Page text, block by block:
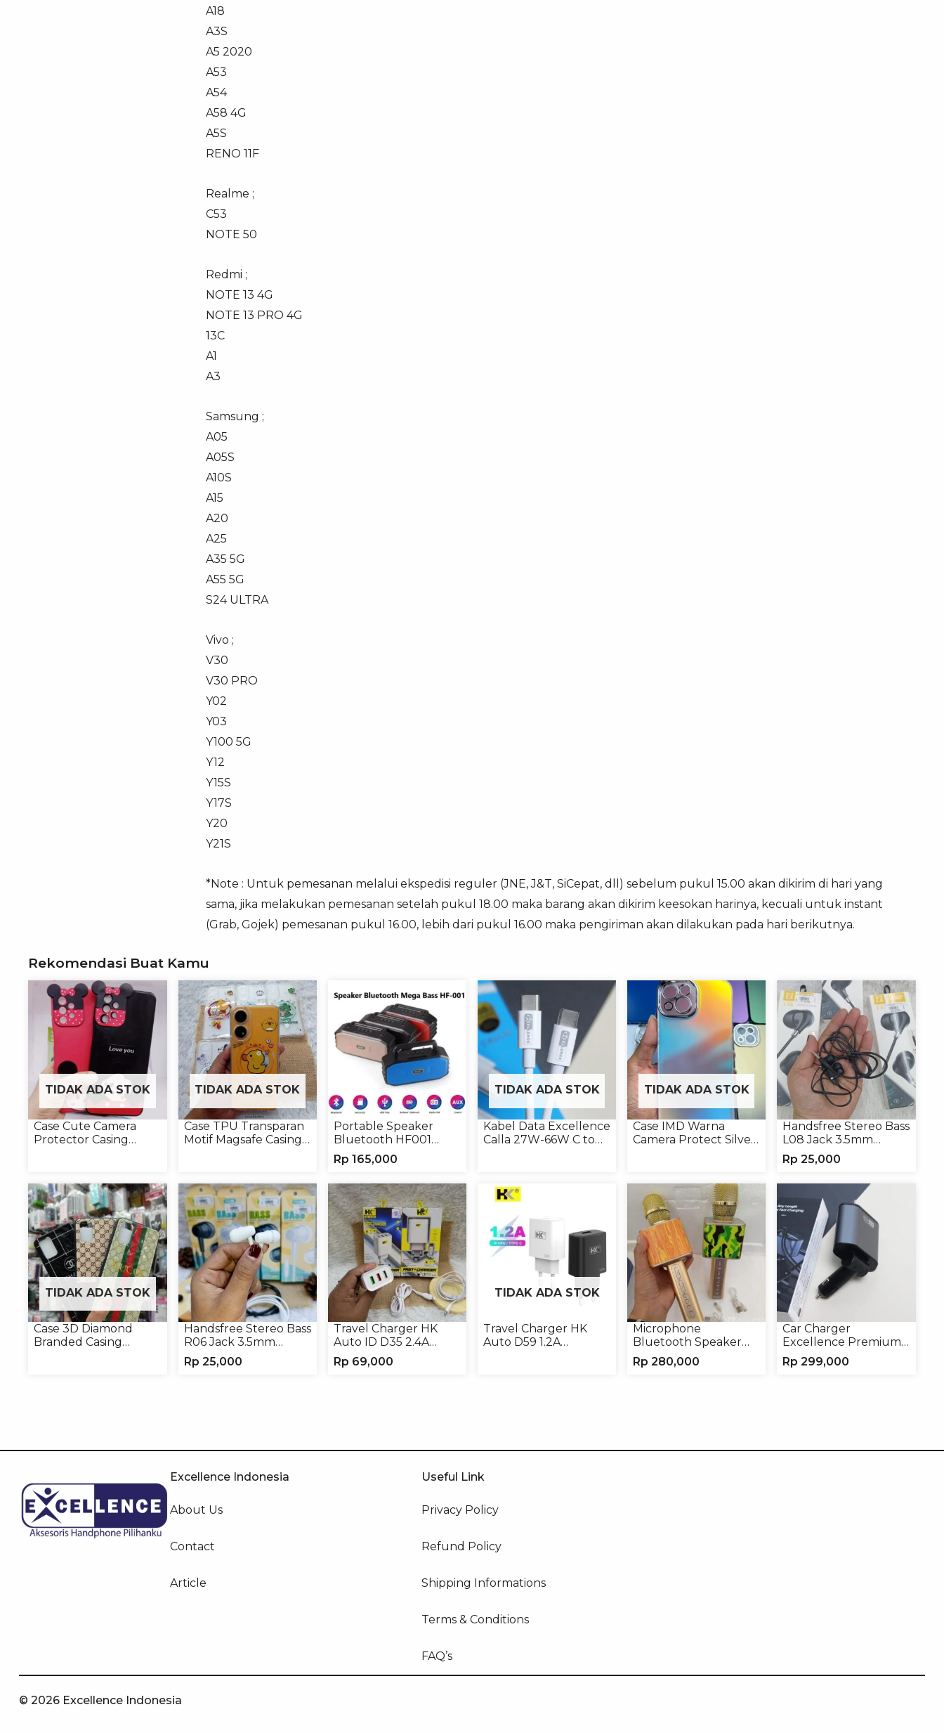
A18
A3S
A5 2020
A53
A54
A58 4G
A5S
RENO 11F
Realme ;
C53
NOTE 50
Redmi ;
NOTE 13 4G
NOTE 13 PRO 4G
13C
A1
A3
Samsung ;
A05
A05S
A10S
A15
A20
A25
A35 5G
A55 5G
S24 ULTRA
Vivo ;
V30
V30 PRO
Y02
Y03
Y100 5G
Y12
Y15S
Y17S
Y20
Y21S
*Note : Untuk pemesanan melalui ekspedisi reguler (JNE, J&T, SiCepat, dll) sebelum pukul 15.00 akan dikirim di hari yang
sama, jika melakukan pemesanan setelah pukul 18.00 maka barang akan dikirim keesokan harinya, kecuali untuk instant
(Grab, Gojek) pemesanan pukul 16.00, lebih dari pukul 16.00 maka pengiriman akan dilakukan pada hari berikutnya.
Rekomendasi Buat Kamu
TIDAK ADA STOK
Case Cute Camera
Protector Casing
TIDAK ADA STOK
Case TPU Transparan
Motif Magsafe Casing
Portable Speaker
Bluetooth HF001
Speaker Portable
Wireless
Rp 165,000
TIDAK ADA STOK
Kabel Data Excellence
Calla 27W-66W C to
TIDAK ADA STOK
Case IMD Warna
Camera Protect Silver
Handsfree Stereo Bass
L08 Jack 3.5mm
Earphone Headphone
Rp 25,000
TIDAK ADA STOK
Case 3D Diamond
Branded Casing
Handsfree Stereo Bass
R06 Jack 3.5mm
Earphone Headset
Headphone
Rp 25,000
Travel Charger HK
Auto ID D35 2.4A
Micro/Type-C
Rp 69,000
TIDAK ADA STOK
Travel Charger HK
Auto D59 1.2A
Microphone
Bluetooth Speaker
YS10A Karaoke
Mikrofon Wireless
Rp 280,000
Car Charger
Excellence Premium
4in1 120W Charger
Handphone
Rp 299,000
Excellence Indonesia
About Us
Contact
Article
Useful Link
Privacy Policy
Refund Policy
Shipping Informations
Terms & Conditions
FAQ’s
© 2026 Excellence Indonesia